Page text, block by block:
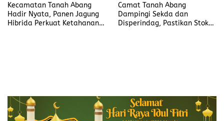
Kecamatan Tanah Abang
Hadir Nyata, Panen Jagung
Hibrida Perkuat Ketahanan
Camat Tanah Abang
Dampingi Sekda dan
Disperindag, Pastikan Stok